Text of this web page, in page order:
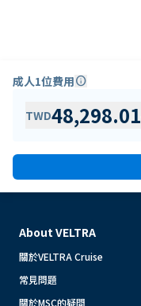
成人1位費用info
TWD48,298.01
About VELTRA
關於VELTRA Cruise
常見問題
關於MSC的疑問